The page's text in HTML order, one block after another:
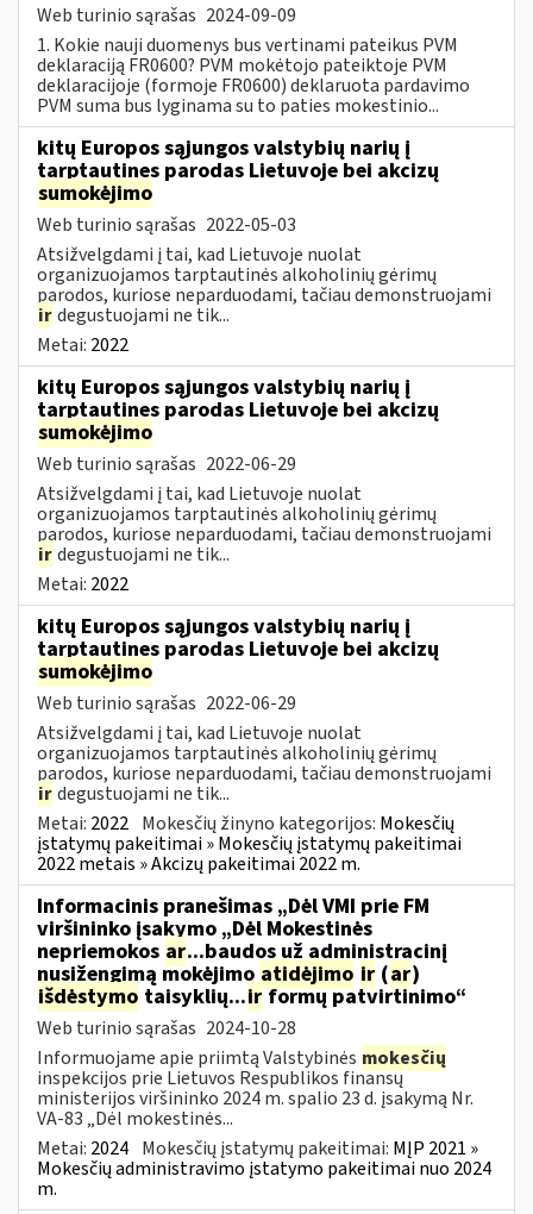
Web turinio sąrašas 2024-09-09
1. Kokie nauji duomenys bus vertinami pateikus PVM
deklaraciją FR0600? PVM mokėtojo pateiktoje PVM
deklaracijoje (formoje FR0600) deklaruota pardavimo
PVM suma bus lyginama su to paties mokestinio...
kitų Europos sąjungos valstybių narių į
tarptautines parodas Lietuvoje bei akcizų
sumokėjimo
Web turinio sąrašas 2022-05-03
Atsižvelgdami į tai, kad Lietuvoje nuolat
organizuojamos tarptautinės alkoholinių gėrimų
parodos, kuriose neparduodami, tačiau demonstruojami
irdegustuojami ne tik...
Metai: 2022
kitų Europos sąjungos valstybių narių į
tarptautines parodas Lietuvoje bei akcizų
sumokėjimo
Web turinio sąrašas 2022-06-29
Atsižvelgdami į tai, kad Lietuvoje nuolat
organizuojamos tarptautinės alkoholinių gėrimų
parodos, kuriose neparduodami, tačiau demonstruojami
irdegustuojami ne tik...
Metai: 2022
kitų Europos sąjungos valstybių narių į
tarptautines parodas Lietuvoje bei akcizų
sumokėjimo
Web turinio sąrašas 2022-06-29
Atsižvelgdami į tai, kad Lietuvoje nuolat
organizuojamos tarptautinės alkoholinių gėrimų
parodos, kuriose neparduodami, tačiau demonstruojami
irdegustuojami ne tik...
Metai: 2022 Mokesčių žinyno kategorijos: Mokesčių
įstatymų pakeitimai » Mokesčių įstatymų pakeitimai
2022 metais » Akcizų pakeitimai 2022 m.
Informacinis pranešimas „Dėl VMI prie FM
viršininko įsakymo „Dėl Mokestinės
nepriemokos ar...baudos už administracinį
nusižengimą mokėjimo atidėjimo ir (ar)
išdėstymo taisyklių...irformų patvirtinimo“
Web turinio sąrašas 2024-10-28
Informuojame apie priimtą Valstybinės mokesčių
inspekcijos prie Lietuvos Respublikos finansų
ministerijos viršininko 2024 m. spalio 23 d. įsakymą Nr.
VA-83 „Dėl mokestinės...
Metai: 2024 Mokesčių įstatymų pakeitimai: MĮP 2021 »
Mokesčių administravimo įstatymo pakeitimai nuo 2024
m.